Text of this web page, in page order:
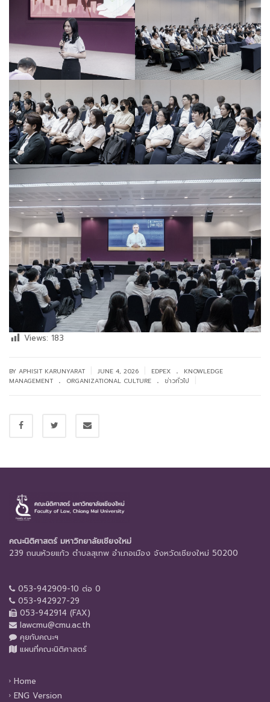
Views: 183
BY APHISIT KARUNYARAT JUNE 4, 2026 EDPEX .
KNOWLEDGE
MANAGEMENT
. ORGANIZATIONAL CULTURE . ข่าวทั่วไป
คณะนิติศาสตร์ มหาวิทยาลัยเชียงใหม่
239 ถนนห้วยแก้ว ตำบลสุเทพ อำเภอเมือง จังหวัดเชียงใหม่ 50200
053-942909-10 ต่อ 0
053-942927-29
053-942914 (FAX)
lawcmu@cmu.ac.th
คุยกับคณะฯ
แผนที่คณะนิติศาสตร์
Home
ENG Version